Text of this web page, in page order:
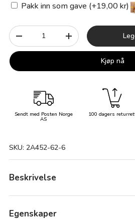
Pakk inn som gave (+19,00 kr)
Antall
-
+
Kjøp nå
Sendt med Posten Norge
AS
100 dagers
SKU: 2A452-62-6
Beskrivelse
Egenskaper